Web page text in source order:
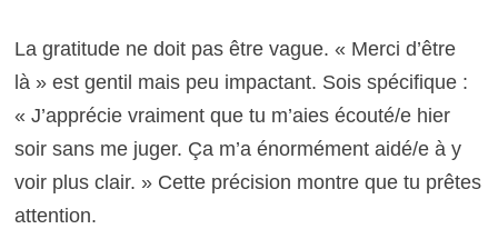
La gratitude ne doit pas être vague. « Merci d’être
là » est gentil mais peu impactant. Sois spécifique :
« J’apprécie vraiment que tu m’aies écouté/e hier
soir sans me juger. Ça m’a énormément aidé/e à y
voir plus clair. » Cette précision montre que tu prêtes
attention.